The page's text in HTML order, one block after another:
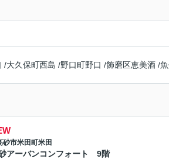
/大久保町西島 /野口町野口 /飾磨区恵美酒 /
砂市米田町米田
アーバンコンフォート 9階